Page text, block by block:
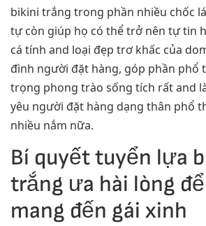
bikini trắng trong phần nhiều chốc
tự còn giúp họ có thể trở nên tự tin
cá tính and loại đẹp trơ khấc của
đình người đặt hàng, góp phần phổ
trọng phong trào sống tích rất and
yêu người đặt hàng dạng thân phổ
nhiều nắm nữa.
Bí quyết tuyển lựa
trắng ưa hài lòng
mang đến gái xinh